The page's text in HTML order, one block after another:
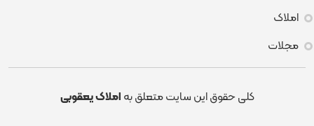
املاک
مجلات
کلی حقوق این سایت متعلق به املاک یعقوبی